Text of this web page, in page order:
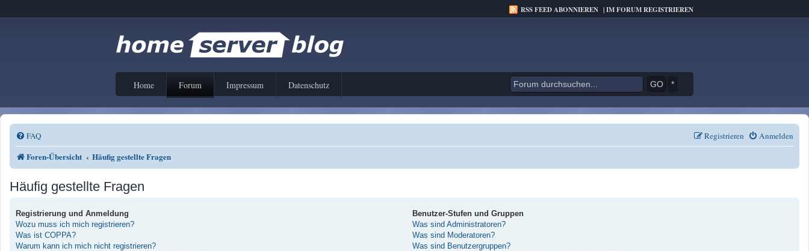
RSS FEED ABONNIEREN |IM FORUM REGISTRIEREN
Home Forum Impressum Datenschutz *
FAQ Anmelden
Registrieren
Foren-Übersicht Häufig gestellte Fragen
Häufig gestellte Fragen
Registrierung und Anmeldung
Wozu muss ich mich registrieren?
Was ist COPPA?
Warum kann ich mich nicht registrieren?
Benutzer-Stufen und Gruppen
Was sind Administratoren?
Was sind Moderatoren?
Was sind Benutzergruppen?